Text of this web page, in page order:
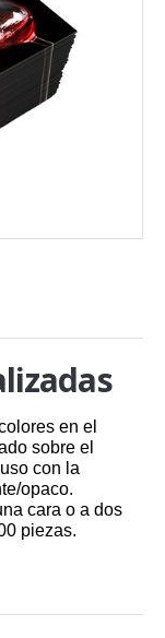
en el
sobre el
con la
opaco.
cara o a dos
piezas.